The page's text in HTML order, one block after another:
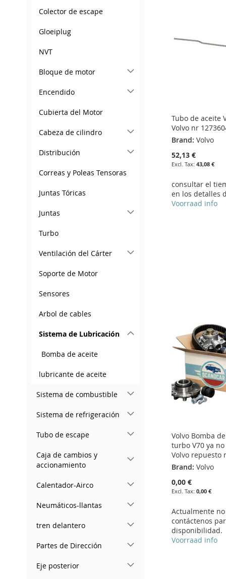
WISH
LIST
TO
COMPARE
Tubo de aceite
Volvo nr
Brand: Volvo
52,13 €
43,08 €
consultar el
en los detalles
Voorraad info
ADD
TO
WISH
LIST
ADD
TO
COMPARE
ADD
TO
WISH
LIST
ADD
TO
COMPARE
Add to Cart
ADD
TO
WISH
ADD
TO
COMPARE
Add to Cart
ADD
TO
WISH
ADD
TO
COMPARE
Volvo Bomba
turbo V70 ya
Volvo repuesto
Brand: Volvo
0,00 €
0,00 €
Actualmente
contáctenos
disponibilidad.
Voorraad info
TO
ADD
Add to Cart
Colector de escape
Gloeiplug
NVT
Bloque de motor
Encendido
Cubierta del Motor
Cabeza de cilindro
Distribución
Correas y Poleas Tensoras
Juntas Tóricas
Juntas
Turbo
Ventilación del Cárter
Soporte de Motor
Sensores
Arbol de cables
Sistema de Lubricación
Bomba de aceite
lubricante de aceite
Sistema de combustible
Sistema de refrigeración
Tubo de escape
Caja de cambios y
accionamiento
Calentador-Airco
Neumáticos-llantas
tren delantero
Partes de Dirección
Eje posterior